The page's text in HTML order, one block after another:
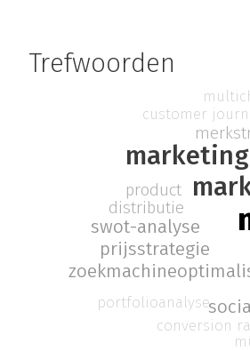
Trefwoorden
prijsstrategie
swot-analyse
distributie
product
portfolioanalyse
customer
conversion